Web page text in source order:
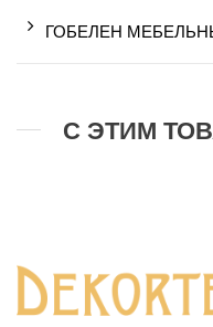
ГОБЕЛЕН
С ЭТИМ